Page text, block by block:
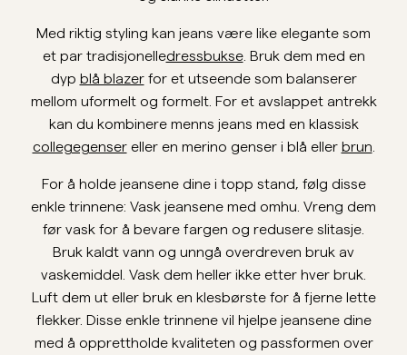
Overshirts
Poloskjorter
Skjorter
Strikkegensere
T-skjorter
Med riktig styling kan jeans være like elegante som
et par tradisjonelledressbukse. Bruk dem med en
dyp blå blazerfor et utseende som balanserer
mellom uformelt og formelt. For et avslappet antrekk
kan du kombinere menns jeans med en klassisk
collegegensereller en merino genser i blå eller brun
For å holde jeansene dine i topp stand, følg disse
enkle trinnene: Vask jeansene med omhu. Vreng dem
før vask for å bevare fargen og redusere slitasje.
Bruk kaldt vann og unngå overdreven bruk av
vaskemiddel. Vask dem heller ikke etter hver bruk.
Luft dem ut eller bruk en klesbørste for å fjerne lette
flekker. Disse enkle trinnene vil hjelpe jeansene dine
med å opprettholde kvaliteten og passformen over